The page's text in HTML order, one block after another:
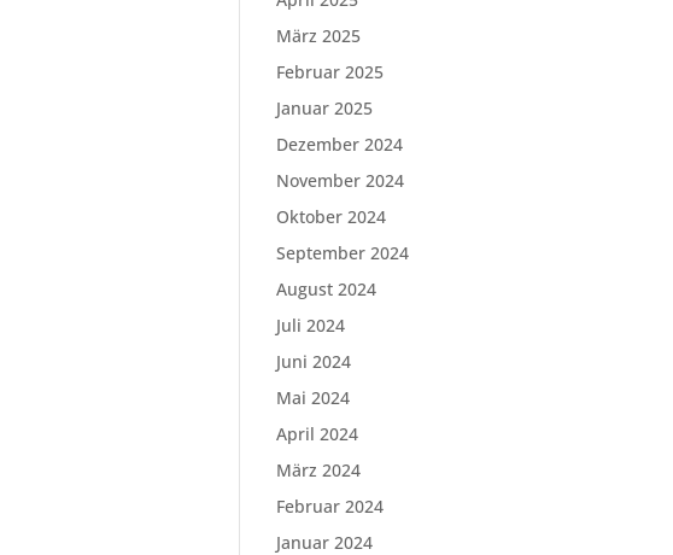
März 2025
Februar 2025
Januar 2025
Dezember 2024
November 2024
Oktober 2024
September 2024
August 2024
Juli 2024
Juni 2024
Mai 2024
April 2024
März 2024
Februar 2024
Januar 2024